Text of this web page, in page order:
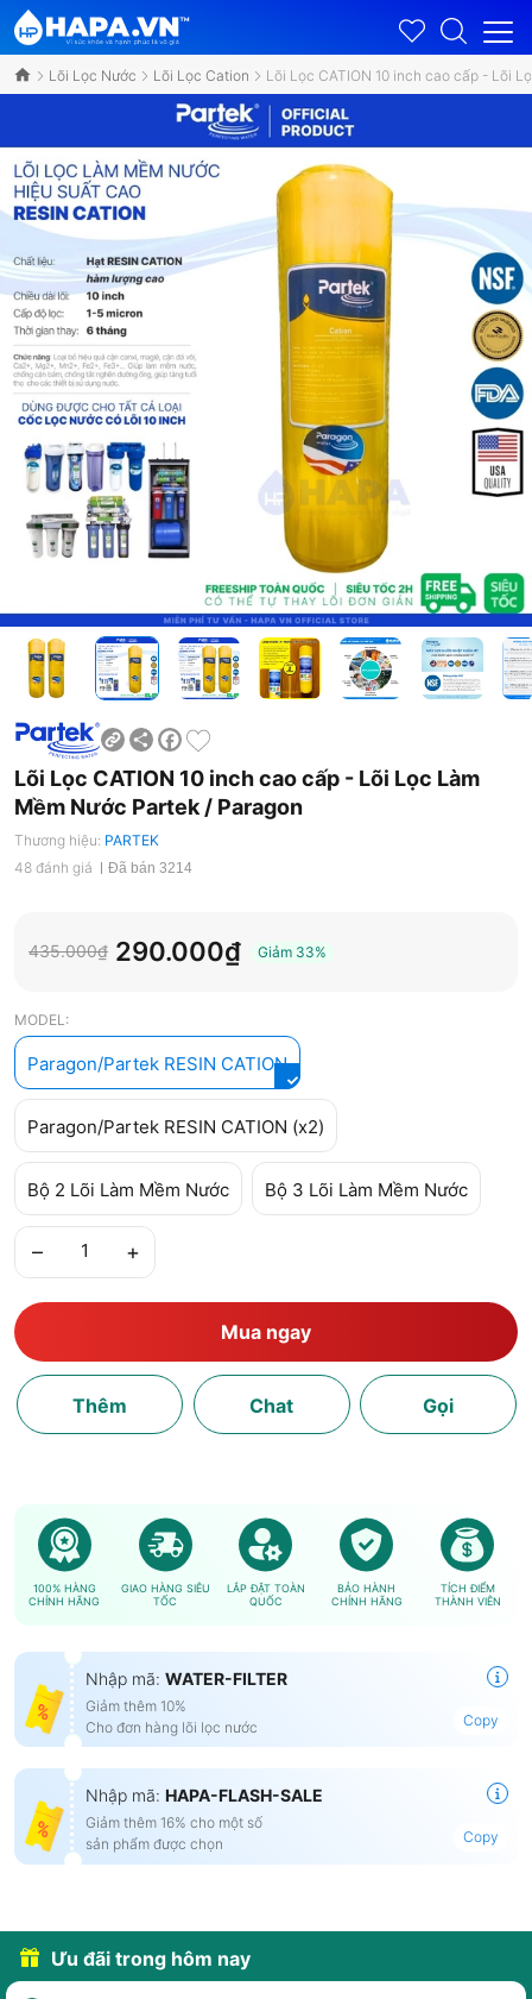
Lõi Lọc Nước Lõi Lọc Cation Lõi Lọc CATION 10 inch cao cấp - Lõi
ShareFacebook
Lõi Lọc CATION 10 inch cao cấp - Lõi Lọc Làm
Mềm Nước Partek / Paragon
Thương hiệu: PARTEK
48 đánh giá
Đã bán 3214
435.000₫ 290.000₫ Giảm 33%
MODEL:
Paragon/Partek RESIN CATION
Paragon/Partek RESIN CATION (x2)
Bộ 2 Lõi Làm Mềm Nước Bộ 3 Lõi Làm Mềm Nước
– +
Mua ngay
Thêm Chat Gọi
100% HÀNG
CHÍNH HÃNG
GIAO HÀNG SIÊU
TỐC
LẮP ĐẶT TOÀN
QUỐC
BẢO HÀNH
CHÍNH HÃNG
TÍCH ĐIỂM
THÀNH VIÊN
Nhập mã: WATER-FILTER
Giảm thêm 10%
Cho đơn hàng lõi lọc nước
Copy
Nhập mã: HAPA-FLASH-SALE
Giảm thêm 16% cho một số
sản phẩm được chọn
Copy
Ưu đãi trong hôm nay